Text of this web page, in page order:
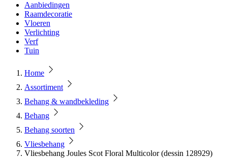
Aanbiedingen
Raamdecoratie
Vloeren
Verlichting
Verf
Tuin
Home
Assortiment
Behang & wandbekleding
Behang
Behang soorten
Vliesbehang
Vliesbehang Joules Scot Floral Multicolor (dessin 128929)